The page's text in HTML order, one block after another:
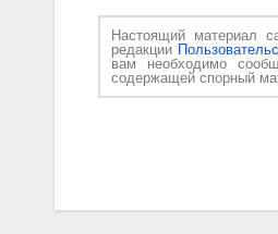
Настоящий материал
редакции
вам необходимо
содержащей спорный